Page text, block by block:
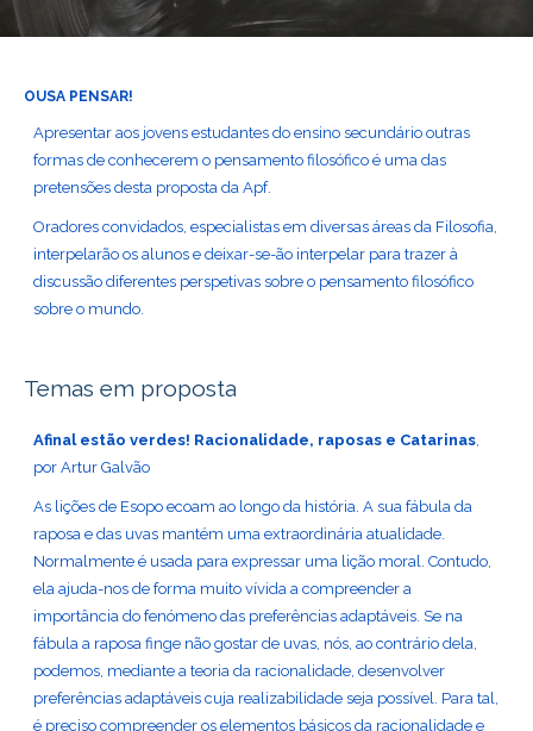
OUSA PENSAR!
Apresentar aos jovens estudantes do ensino secundário outras
formas de conhecerem o pensamento filosófico é uma das
pretensões desta proposta da Apf.
Oradores convidados, especialistas em diversas áreas da Filosofia,
interpelarão os alunos e deixar-se-ão interpelar para trazer à
discussão diferentes perspetivas sobre o pensamento filosófico
sobre o mundo.
Temas em proposta
Afinal estão verdes! Racionalidade, raposas e Catarinas,
por Artur Galvão
As lições de Esopo ecoam ao longo da história. A sua fábula da
raposa e das uvas mantém uma extraordinária atualidade.
Normalmente é usada para expressar uma lição moral. Contudo,
ela ajuda-nos de forma muito vívida a compreender a
importância do fenómeno das preferências adaptáveis. Se na
fábula a raposa finge não gostar de uvas, nós, ao contrário dela,
podemos, mediante a teoria da racionalidade, desenvolver
preferências adaptáveis cuja realizabilidade seja possível. Para tal,
é preciso compreender os elementos básicos da racionalidade e